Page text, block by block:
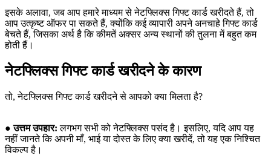
इसके अलावा, जब आप हमारे माध्यम से नेटफ्लिक्स गिफ्ट कार्ड खरीदते हैं, तो
आप उत्कृष्ट ऑफर पा सकते हैं, क्योंकि कई व्यापारी अपने अनचाहे गिफ्ट कार्ड
बेचते हैं, जिसका अर्थ है कि कीमतें अक्सर अन्य स्थानों की तुलना में बहुत कम
होती हैं।
नेटफ्लिक्स गिफ्ट कार्ड खरीदने के कारण
तो, नेटफ्लिक्स गिफ्ट कार्ड खरीदने से आपको क्या मिलता है?
●उत्तम उपहार:लगभग सभी को नेटफ्लिक्स पसंद है। इसलिए, यदि आप यह
नहीं जानते कि अपनी माँ, भाई या दोस्त के लिए क्या खरीदें, तो यह एक निश्चित
विकल्प है।